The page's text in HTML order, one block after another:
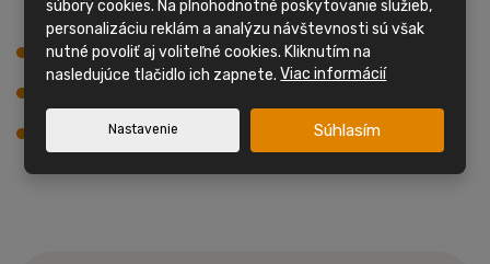
kuchynským kútom.
Dom má 2 spálne, celkom 2 lôžka.
Plynový prietokový ohrievač.
súbory cookies. Na plnohodnotné poskytovanie služieb,
personalizáciu reklám a analýzu návštevnosti sú však
nutné povoliť aj voliteľné cookies. Kliknutím na
nasledujúce tlačidlo ich zapnete.Viac informácií
Nastavenie Súhlasím